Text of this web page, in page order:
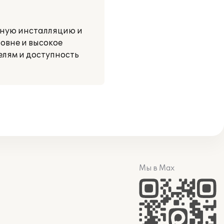
инсталляцию и
и высокое
и доступность
Мы в Max